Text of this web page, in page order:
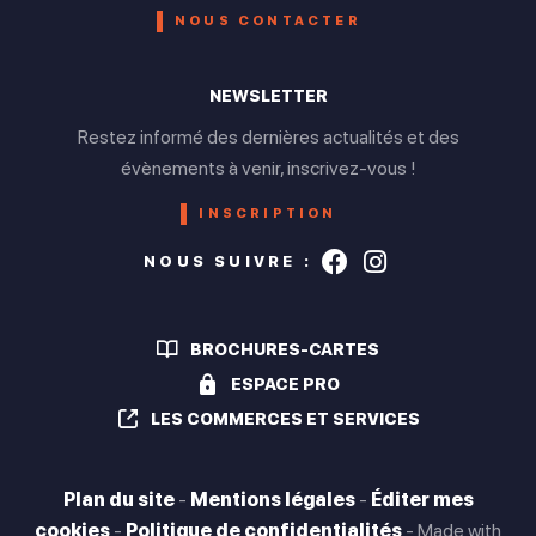
Du 01/09 au 18/10/2026 le lundi de 14h à 18h. Le mardi,
10h à 18h.
CALCULER MON ITINÉRAIRE
NOUS CONTACTER
NEWSLETTER
Restez informé des dernières actualités et des
évènements à venir, inscrivez-vous !
INSCRIPTION
NOUS SUIVRE : Suivez-nous
Suivez-
BROCHURES-CARTES
ESPACE PRO
LES COMMERCES ET SERVICES
Plan du site - Mentions légales - Éditer mes
cookies - Politique de confidentialités - Made with